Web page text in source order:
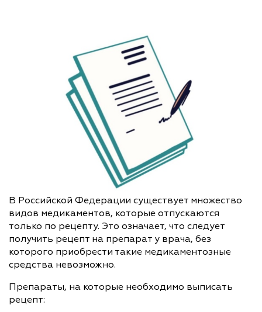
В Российской Федерации существует множество
видов медикаментов, которые отпускаются
только по рецепту. Это означает, что следует
получить рецепт на препарат у врача, без
которого приобрести такие медикаментозные
средства невозможно.
Препараты, на которые необходимо выписать
рецепт: